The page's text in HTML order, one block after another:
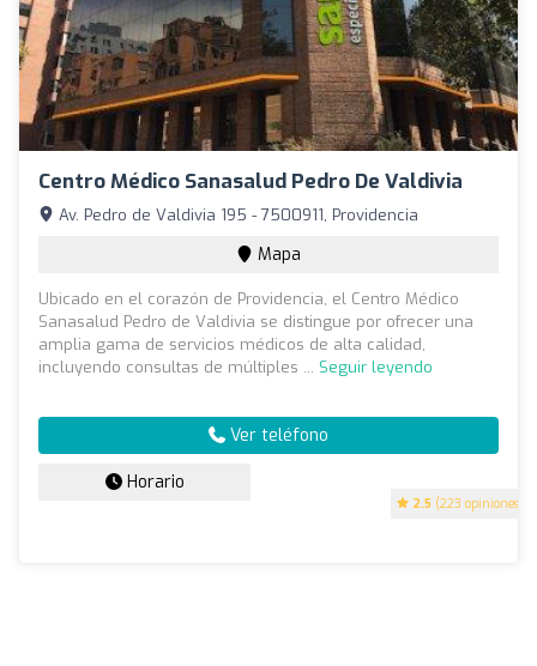
Centro Médico Sanasalud Pedro De Valdivia
2.5 (223 opiniones)
Av. Pedro de Valdivia 195 - 7500911, Providencia
Mapa
Ubicado en el corazón de Providencia, el Centro Médico
Sanasalud Pedro de Valdivia se distingue por ofrecer una
amplia gama de servicios médicos de alta calidad,
incluyendo consultas de múltiples ... Seguir leyendo
Ver teléfono
Horario